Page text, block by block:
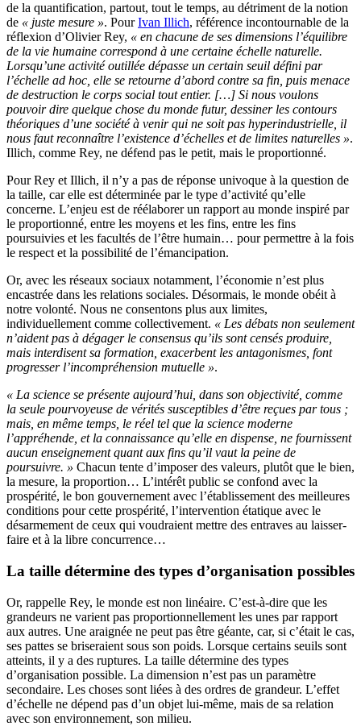
de la quantification, partout, tout le temps, au détriment de la notion
de « juste mesure ». PourIvan Illich, référence incontournable de la
réflexion d’Olivier Rey, « en chacune de ses dimensions l’équilibre
de la vie humaine correspond à une certaine échelle naturelle.
Lorsqu’une activité outillée dépasse un certain seuil défini par
l’échelle ad hoc, elle se retourne d’abord contre sa fin, puis menace
de destruction le corps social tout entier. […] Si nous voulons
pouvoir dire quelque chose du monde futur, dessiner les contours
théoriques d’une société à venir qui ne soit pas hyperindustrielle, il
nous faut reconnaître l’existence d’échelles et de limites naturelles ».
Illich, comme Rey, ne défend pas le petit, mais le proportionné.
Pour Rey et Illich, il n’y a pas de réponse univoque à la question de
la taille, car elle est déterminée par le type d’activité qu’elle
concerne. L’enjeu est de réélaborer un rapport au monde inspiré par
le proportionné, entre les moyens et les fins, entre les fins
poursuivies et les facultés de l’être humain… pour permettre à la fois
le respect et la possibilité de l’émancipation.
Or, avec les réseaux sociaux notamment, l’économie n’est plus
encastrée dans les relations sociales. Désormais, le monde obéit à
notre volonté. Nous ne consentons plus aux limites,
individuellement comme collectivement. « Les débats non seulement
n’aident pas à dégager le consensus qu’ils sont censés produire,
mais interdisent sa formation, exacerbent les antagonismes, font
progresser l’incompréhension mutuelle ».
« La science se présente aujourd’hui, dans son objectivité, comme
la seule pourvoyeuse de vérités susceptibles d’être reçues par tous ;
mais, en même temps, le réel tel que la science moderne
l’appréhende, et la connaissance qu’elle en dispense, ne fournissent
aucun enseignement quant aux fins qu’il vaut la peine de
poursuivre. » Chacun tente d’imposer des valeurs, plutôt que le bien,
la mesure, la proportion… L’intérêt public se confond avec la
prospérité, le bon gouvernement avec l’établissement des meilleures
conditions pour cette prospérité, l’intervention étatique avec le
désarmement de ceux qui voudraient mettre des entraves au laisser-
faire et à la libre concurrence…
La taille détermine des types d’organisation possibles
Or, rappelle Rey, le monde est non linéaire. C’est-à-dire que les
grandeurs ne varient pas proportionnellement les unes par rapport
aux autres. Une araignée ne peut pas être géante, car, si c’était le cas,
ses pattes se briseraient sous son poids. Lorsque certains seuils sont
atteints, il y a des ruptures. La taille détermine des types
d’organisation possible. La dimension n’est pas un paramètre
secondaire. Les choses sont liées à des ordres de grandeur. L’effet
d’échelle ne dépend pas d’un objet lui-même, mais de sa relation
avec son environnement, son milieu.